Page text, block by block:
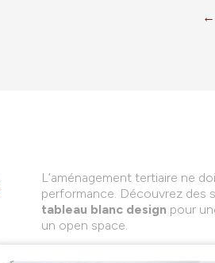
←
L’aménagement tertiaire ne
performance. Découvrez des
tableau blanc design pour
un open space.